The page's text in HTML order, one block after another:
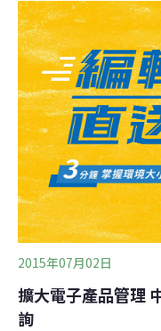
8萬4000公噸冰箱並
相當於5萬輛汽車，部
鎘等有毒物質，流入
流入飲用水中，可能
兒童發育。報告指出
高，加上消費者習慣
垃圾類，是回收率偏
2015年07月02日
擴大電子產品管理
詢